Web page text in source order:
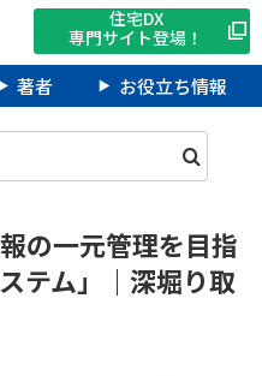
住宅DX
専門サイト登場！
著者 お役立ち情報
の一元管理を目指
テム」｜深堀り取